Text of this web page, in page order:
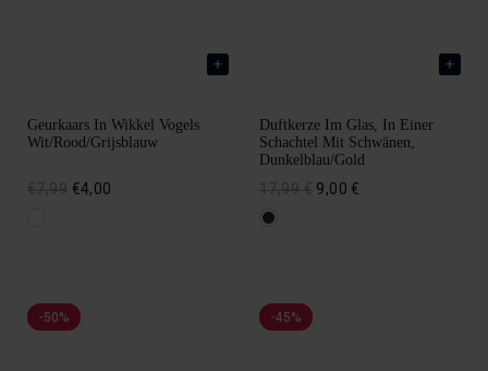
Geurkaars In Wikkel Vogels
Wit/rood/grijsblauw
€7,99 €4,00
Duftkerze Im Glas, In Einer
Schachtel Mit Schwänen,
Dunkelblau/gold
17,99 € 9,00 €
-50% -45%